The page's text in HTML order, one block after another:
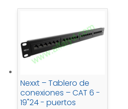
Nexxt – Tablero de
conexiones – CAT 6 -
19"24 - puertos